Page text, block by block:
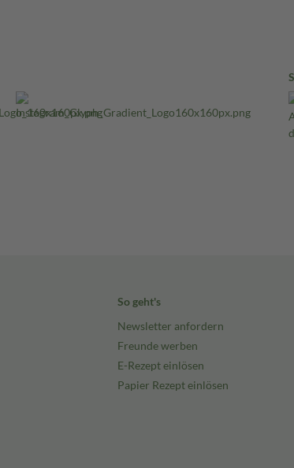
So geht's
Newsletter anfordern
Freunde werben
E-Rezept einlösen
Papier Rezept einlösen